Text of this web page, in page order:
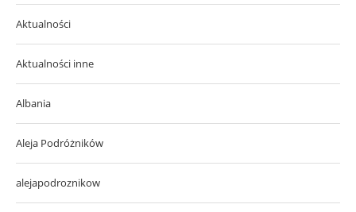
Aktualności
Aktualności inne
Albania
Aleja Podróżników
alejapodroznikow